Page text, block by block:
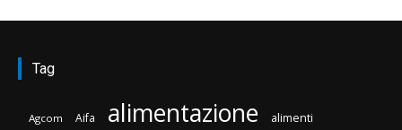
Tag
Agcom Aifa alimentazione alimenti